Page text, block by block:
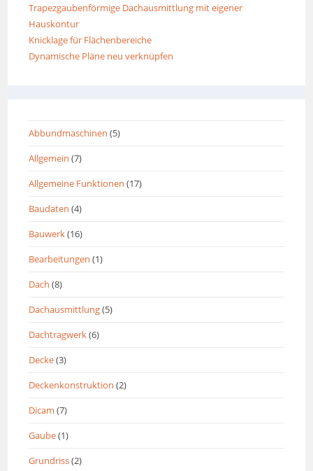
Trapezgaubenförmige Dachausmittlung mit eigener
Hauskontur
Knicklage für Flächenbereiche
Dynamische Pläne neu verknüpfen
Abbundmaschinen (5)
Allgemein (7)
Allgemeine Funktionen (17)
Baudaten (4)
Bauwerk(16)
Bearbeitungen (1)
Dach (8)
Dachausmittlung(5)
Dachtragwerk(6)
Decke(3)
Deckenkonstruktion (2)
Dicam (7)
Gaube(1)
Grundriss(2)